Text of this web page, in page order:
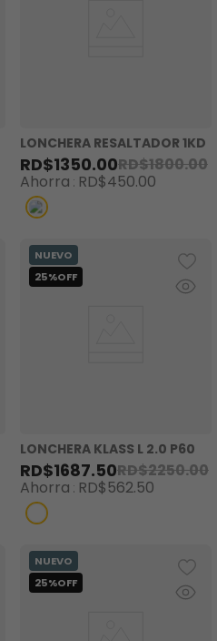
LONCHERA RESALTADOR 1KD
RD$1350.00RD$1800.00
Ahorra RD$450.00
LONCHERA KLASS L 2.0 P60
RD$1687.50RD$2250.00
Ahorra RD$562.50